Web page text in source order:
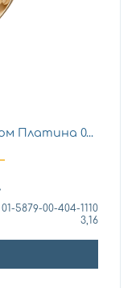
Платина 0...
01-5879-00-404-1110
3,16